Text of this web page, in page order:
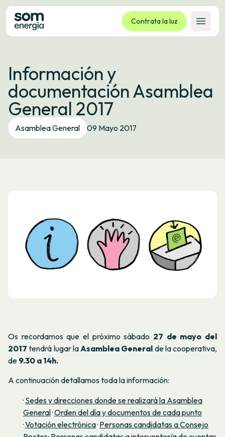
Contrata la luz
Abrir
Tarifas
Servicios
Empresas
La cooperativa
Contacto
Información y
documentación Asamblea
General 2017
Asamblea General 09 Mayo 2017
Os recordamos que el próximo sábado 27 de mayo del
2017 tendrá lugar laAsamblea General de la cooperativa,
de 9.30 a 14h.
A continuación detallamos toda la información:
· Sedes y direcciones donde se realizará la Asamblea
General·Orden del día y documentos de cada punto
·Votación electrónica· Personas candidatas a Consejo